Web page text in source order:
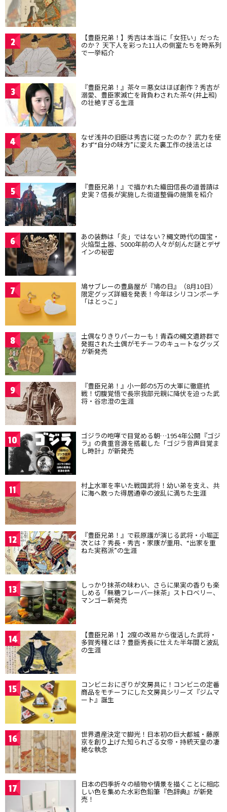
2 【豊臣兄弟！】秀吉は本当に「女狂い」だった
のか？ 天下人を彩った11人の側室たちを時系列
で一挙紹介
3 『豊臣兄弟！』茶々＝悪女はほぼ創作？秀吉が
溺愛、豊臣家滅亡を背負わされた茶々(井上和)
の壮絶すぎる生涯
4 なぜ浅井の旧臣は秀吉に従ったのか？ 武力を使
わず“自分の味方”に変えた裏工作の技法とは
5 『豊臣兄弟！』で描かれた織田信長の道普請は
史実？信長が実施した街道整備の施策を紹介
6 あの装飾は「炎」ではない？縄文時代の国宝・
火焔型土器、5000年前の人々が刻んだ謎とデザ
インの秘密
7 鳩サブレーの豊島屋が『鳩の日』（8月10日）
限定グッズ詳細を発表！今年はシリコンポーチ
「はとっこ」
8 土偶なりきりパーカーも！青森の縄文遺跡群で
発掘された土偶がモチーフのキュートなグッズ
が新発売
9 『豊臣兄弟！』小一郎の5万の大軍に徹底抗
戦！切腹覚悟で長宗我部元親に降伏を迫った武
将・谷忠澄の生涯
10 ゴジラの咆哮で目覚める朝…1954年公開『ゴジ
ラ』の貴重音源を搭載した「ゴジラ音声目覚ま
し時計」が新発売
11 村上水軍を率いた戦国武将！幼い弟を支え、共
に海へ散った得居通幸の波乱に満ちた生涯
12 『豊臣兄弟！』で萩原護が演じる武将・小堀正
次とは？秀長・秀吉・家康が重用、“出家を重
ねた実務派”の生涯
13 しっかり抹茶の味わい、さらに果実の香りも楽
しめる「無糖フレーバー抹茶」ストロベリー、
マンゴー新発売
14 【豊臣兄弟！】2度の改易から復活した武将・
多賀秀種とは？豊臣秀長に仕えた半年間と波乱
の生涯
15 コンビニおにぎりが文房具に！コンビニの定番
商品をモチーフにした文房具シリーズ『ジムマ
ート』誕生
16 世界遺産決定で脚光！日本初の巨大都城・藤原
京を創り上げた知られざる女帝・持統天皇の凄
絶な執念
17 日本の四季折々の植物や情景を描くことに相応
しい色を集めた水彩色鉛筆『色辞典』が新発
売！